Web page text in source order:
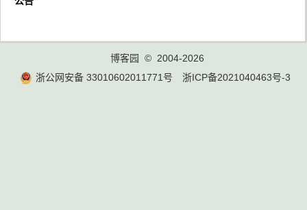
博客园
© 2004-2026
浙公网安备 33010602011771号
浙ICP备2021040463号-3